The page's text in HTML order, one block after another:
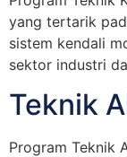
yang tertarik
sistem kendali
sektor industri
Teknik
Program Teknik